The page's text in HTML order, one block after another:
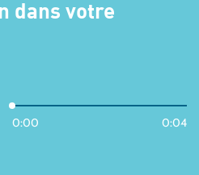
dans votre
0:00 0:04